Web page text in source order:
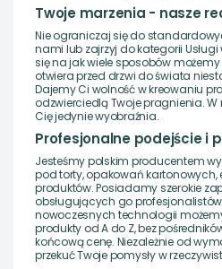
Twoje marzenia - nasze
Nie ograniczaj się do
nami lub zajrzyj do kategorii
się na jak wiele sposobów
otwiera przed drzwi do świata
Dajemy Ci wolność w kreowaniu
odzwierciedlą Twoje pragnienia.
Cię jedynie wyobraźnia.
Profesjonalne podejście i
Jesteśmy polskim producentem
pod torty, opakowań kartonowych,
produktów. Posiadamy szerokie
obsługujących go
nowoczesnych technologii
produkty od A do Z, bez
końcową cenę. Niezależnie od
przekuć Twoje pomysły w